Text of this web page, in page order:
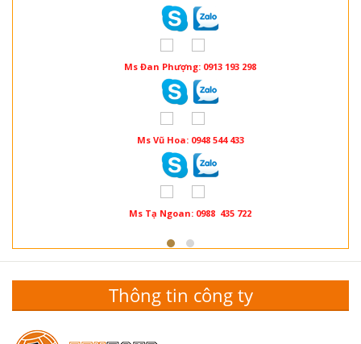
Ms Đan Phượng: 0913 193 298
Ms Vũ Hoa: 0948 544 433
Ms Tạ Ngoan: 0988 435 722
Thông tin công ty